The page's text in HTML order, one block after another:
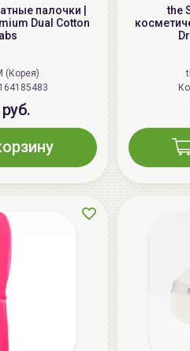
палочки |
Dual Cotton
(Корея)
the